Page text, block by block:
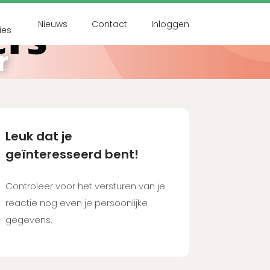
Nieuws Contact Inloggen
Leuk dat je
geïnteresseerd bent!
Controleer voor het versturen van je
reactie nog even je persoonlijke
gegevens.
aanmaken